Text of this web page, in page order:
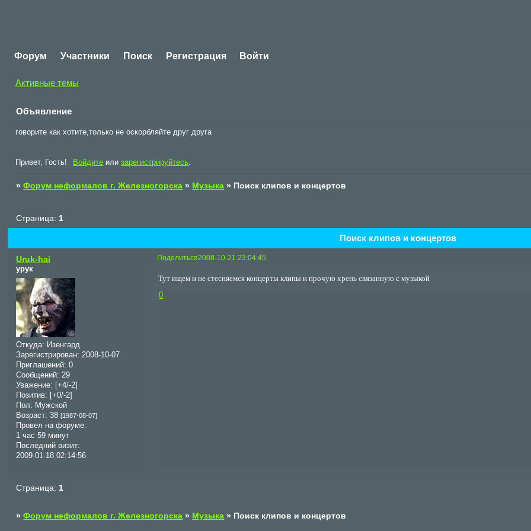
Форум Участники Поиск Регистрация Войти
Активные темы
Объявление
говорите как хотите,только не оскорбляйте друг друга
Привет, Гость! Войдите илизарегистрируйтесь.
»Форум неформалов г. Железногорска » Музыка » Поиск клипов и концертов
Поиск клипов и концертов
Страница: 1
Поделиться2008-10-21 23:04:45
Uruk-hai
урук
Откуда: Изенгард
Зарегистрирован: 2008-10-07
Приглашений: 0
Сообщений: 29
Уважение: [+4/-2]
Позитив: [+0/-2]
Пол: Мужской
Возраст: 38[1987-08-07]
Провел на форуме:
1 час 59 минут
Последний визит:
2009-01-18 02:14:56
Тут ищем и не стесняемся концерты клипы и прочую хрень связанную с музыкой
0
Страница: 1
»Форум неформалов г. Железногорска » Музыка » Поиск клипов и концертов